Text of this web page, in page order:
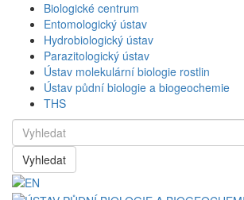
Biologické centrum
Entomologický ústav
Hydrobiologický ústav
Parazitologický ústav
Ústav molekulární biologie rostlin
Ústav půdní biologie a biogeochemie
THS
Vyhledat